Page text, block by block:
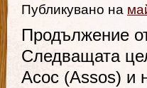
Публикувано на
Продължение
Следващата
Асос (Assos) и